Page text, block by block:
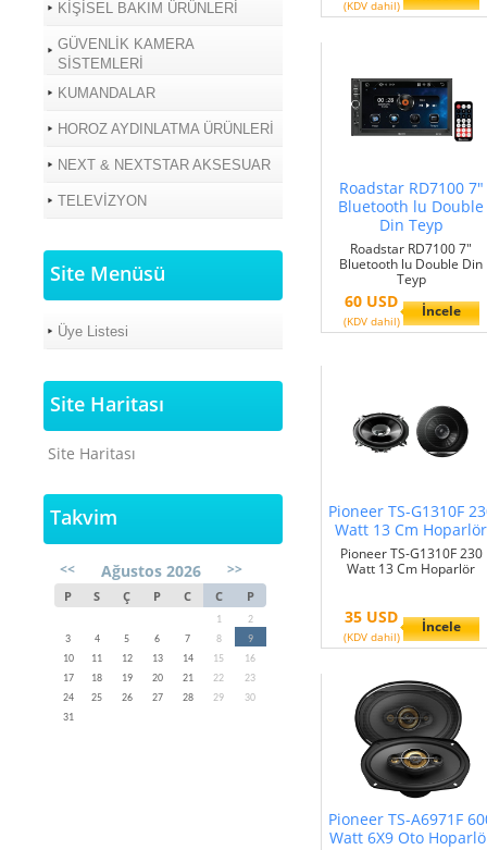
KİŞİSEL BAKIM ÜRÜNLERİ
GÜVENLİK KAMERA
SİSTEMLERİ
KUMANDALAR
HOROZ AYDINLATMA ÜRÜNLERİ
NEXT & NEXTSTAR AKSESUAR
TELEVİZYON
Site Menüsü
Üye Listesi
Site Haritası
Site Haritası
Takvim
<< Ağustos 2026 >>
P S Ç P C C P
1
2
3
4 5 6 7 8
9
10
11 12 13 14 15
16
17
18 19 20 21 22
23
24
25 26 27 28 29
30
31
(KDV dahil)
Roadstar RD7100 7"
Bluetooth lu Double
Din Teyp
Roadstar RD7100 7"
Bluetooth lu Double Din
Teyp
60 USD
(KDV dahil)
İncele
Pioneer TS-G1310F
Watt 13 Cm Hoparlör
Pioneer TS-G1310F 230
Watt 13 Cm Hoparlör
35 USD
(KDV dahil)
İncele
Pioneer TS-A6971F
Watt 6X9 Oto